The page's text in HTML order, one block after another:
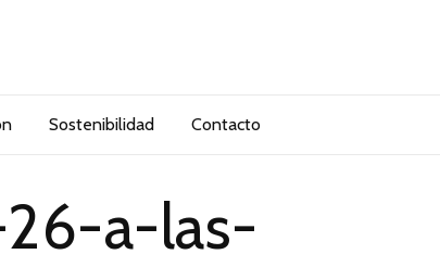
Sostenibilidad Contacto
a-las-